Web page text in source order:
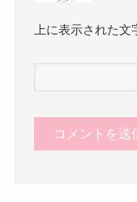
上に表示された文